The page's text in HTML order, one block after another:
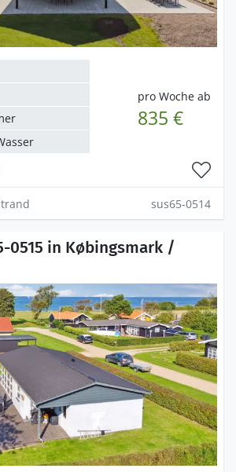
pro Woche ab
835 €
sus65-0514
0515 in Købingsmark /